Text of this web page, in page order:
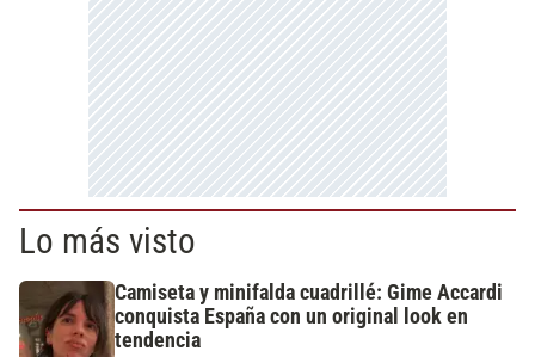
Lo más visto
Camiseta y minifalda cuadrillé: Gime Accardi
conquista España con un original look en
tendencia